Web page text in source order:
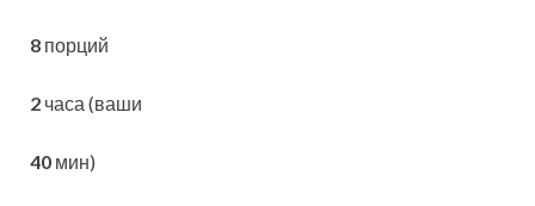
8 порций
2 часа (ваши
40 мин)